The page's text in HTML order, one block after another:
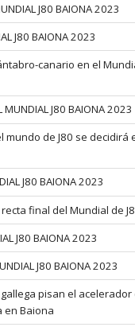
J80 BAIONA 2023
J80 BAIONA 2023
canario en el
MUNDIAL J80 BAIONA 2023
mundo de J80 se decidirá
J80 BAIONA 2023
final del Mundial de
J80 BAIONA 2023
J80 BAIONA 2023
pisan el acelerador
en Baiona